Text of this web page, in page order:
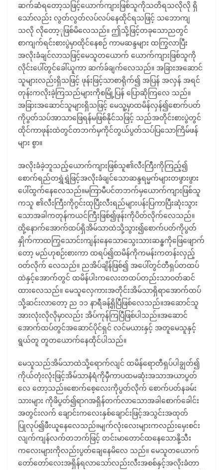
ဆက်ဆံရတော့သဖြင့်ယောက်ကျားဖြစ်သူကိုသတိရသလိုလို ရှိ
သော်လည်း လွတ်လွတ်လပ်လပ်နေထိုင်ရသဖြင့် သဘောကျ
သလို လိုတော့ုဖြစ်မိလေသည်။ ဤသို့ဖြင့်တခုသောညတွင်
စာကျက်ရင်းစားပွဲမှာထိုင်နေစဉ် ကာမဆန္ဒများ ထကြွလာပြီး
အလိုးခံချင်လာသဖြင့်မေသူတယောက် ယောက်ကျားဖြစ်သူကို
လိုင်းပေါ်တွင်ခေါ်ယူကာ ဆက်ခ်ချက်လေသည်။ အခြားအဆောင်
သူများလည်းရှိသဖြင့် ဖုန်းဖြင့်သာစာရိုက်၍ အပြန် အလှန် အရင်
တုန်းကလိုးခဲ့ကြသည်များကိုစမြုံ့ပြန် ပြောဆိုကြလေ သည်။
အခြားအဆောင်သူများရှိသဖြင့် မေသူ့မှာထမိန်လှန်၍စောက်ပတ်
ကိုပွတ်သပ်အာသာဖြေရန်မဖြစ်နိုင်သဖြင့် သည်အတိုင်းစားပွဲတွင်
ထိုင်ကာဖုန်းထဲတွင်တဘက်မှကိုင်တွယ်ပွတ်သပ်ပြသောကြိမ်ဖန်
များ စွာ။
အလိုးခံခဲ့ဘူသည့်ယောက်ကျားဖြစ်သူ၏လီးကြီးကိုကြည့်၍
စောက်ရည်တရွှဲရွှဲဖြင့်အလိုးခံချင်သောဆန္ဒရမ္မက်များတဖွားဖွား
ပေါ်ထွက်နေလေသည်။မကြာမီပင်တဘက်မှယောက်ကျားဖြစ်သူ
ကသူ ၏လီးကြီးကိုဂွင်းထုပြီးလီးရည်များပန်းပြကာပြီးဆုံးသွား
သောအခါကတုန်ကယင်ကြီးဖြစ်၍ဖုန်းကိုပိတ်လိုက်လေသည်။
ထို့နောက်အောက်ထပ်ရှိအိမ်သာထဲသို့သွား၍စောက်ပတ်ကိုပွတ်
နှိုက်ကာထကြွသောင်းကျန်းနေသောသွေးသားဆန္ဓကိုဖြေဖျောက်
တော့ မည်ဟုစဉ်းစားကာ ထရပ်၍ထမိန်ကိုကမန်းကတန်းလှည့်
ဝတ်လိုက် လေသည်။ ညအိပ်ချိန်ဖြစ်၍ အပေါ်တွင်တီရှပ်တထပ်
ထဲနှင့်အောက်တွင် ထမိန်ပါးကလေးတထပ်တည်းသာဝတ်ဆင်
ထားလေသည်။ မေသူလှေကားအတိုင်းအိမ်သာရှိရာအောက်ထပ်
သို့ဆင်းလာတော့ ည ၁၁ နာရီခန့်ရှိပြီဖြစ်လေသည်။အဆောင်သူ
အားလုံးလိုလိုမှာလည်း အိပ်ကုန်ကြပြီဖြစ်ပါသည်။အဆောင်
အောက်ထပ်တွင်အဆောင်ပိုင်ရှင် လင်မယားနှင့် အတူမေသူနှင့်
ရွယ်တူ တူတယောက်နေထိုင်ပါသည်။
မေသူသည်အိမ်သာထဲသို့ရောက်လျင် ထမိန်ရောတီရှပ်ပါချွတ်၍
ကိုယ်တုံးလုံးဖြင့်အိမ်သာနံရံကိုမှီကာပထမဆုံးအသာအယာပွတ်
လေ တော့သည်။စောက်စေ့လေးကိုပွတ်လိုက် စောက်ပတ်နခမ်း
သားများ ကိုဖိပွတ်၍ရာဂအရှိန်တက်လာသောအခါစောက်ခေါင်း
အတွင်းလက် ချောင်းကလေးနှစ်ချောင်းဖြင့်အသွင်းအထုတ်
ပြုလုပ်၍ဖီးယူနေလေသည်။မျက်လုံးလေးများကလည်းမှေးစင်း
လျက်ကျန်လက်တဘက်ဖြင့် တင်းမာတောင်ထနေသောနို့သီး
ကလေးများကိုလည်းပွတ်ချေနေမိလေ သည်။ မေသူတယောက်
တော်တော်လေးအရှိန်ရလာသော်လည်းလီးအစစ်နှင့်အလိုးခံတာ